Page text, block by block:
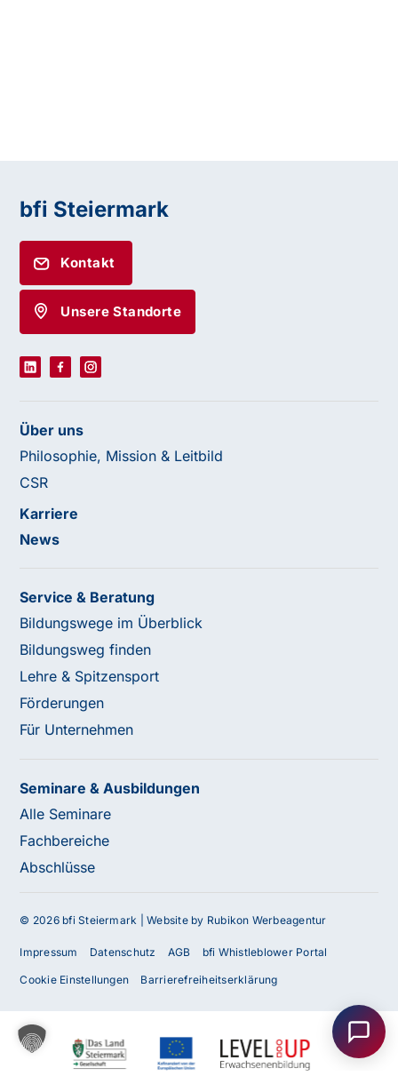
Haben Sie Fragen oder benötigen Sie
Unser Team ist gerne für Sie da! Nehmen Sie jetzt
Kontakt mit uns auf – wir freuen uns auf Ihre Anfrage.
bfi Steiermark
Kontakt
Unsere Standorte
Über uns
Philosophie, Mission & Leitbild
CSR
Karriere
News
Service & Beratung
Bildungswege im Überblick
Bildungsweg finden
Lehre & Spitzensport
Förderungen
Für Unternehmen
Seminare & Ausbildungen
Alle Seminare
Fachbereiche
Abschlüsse
© 2026 bfi Steiermark |Website by Rubikon Werbeagentur
Impressum Datenschutz AGB bfi Whistleblower Portal
Cookie Einstellungen Barrierefreiheitserklärung